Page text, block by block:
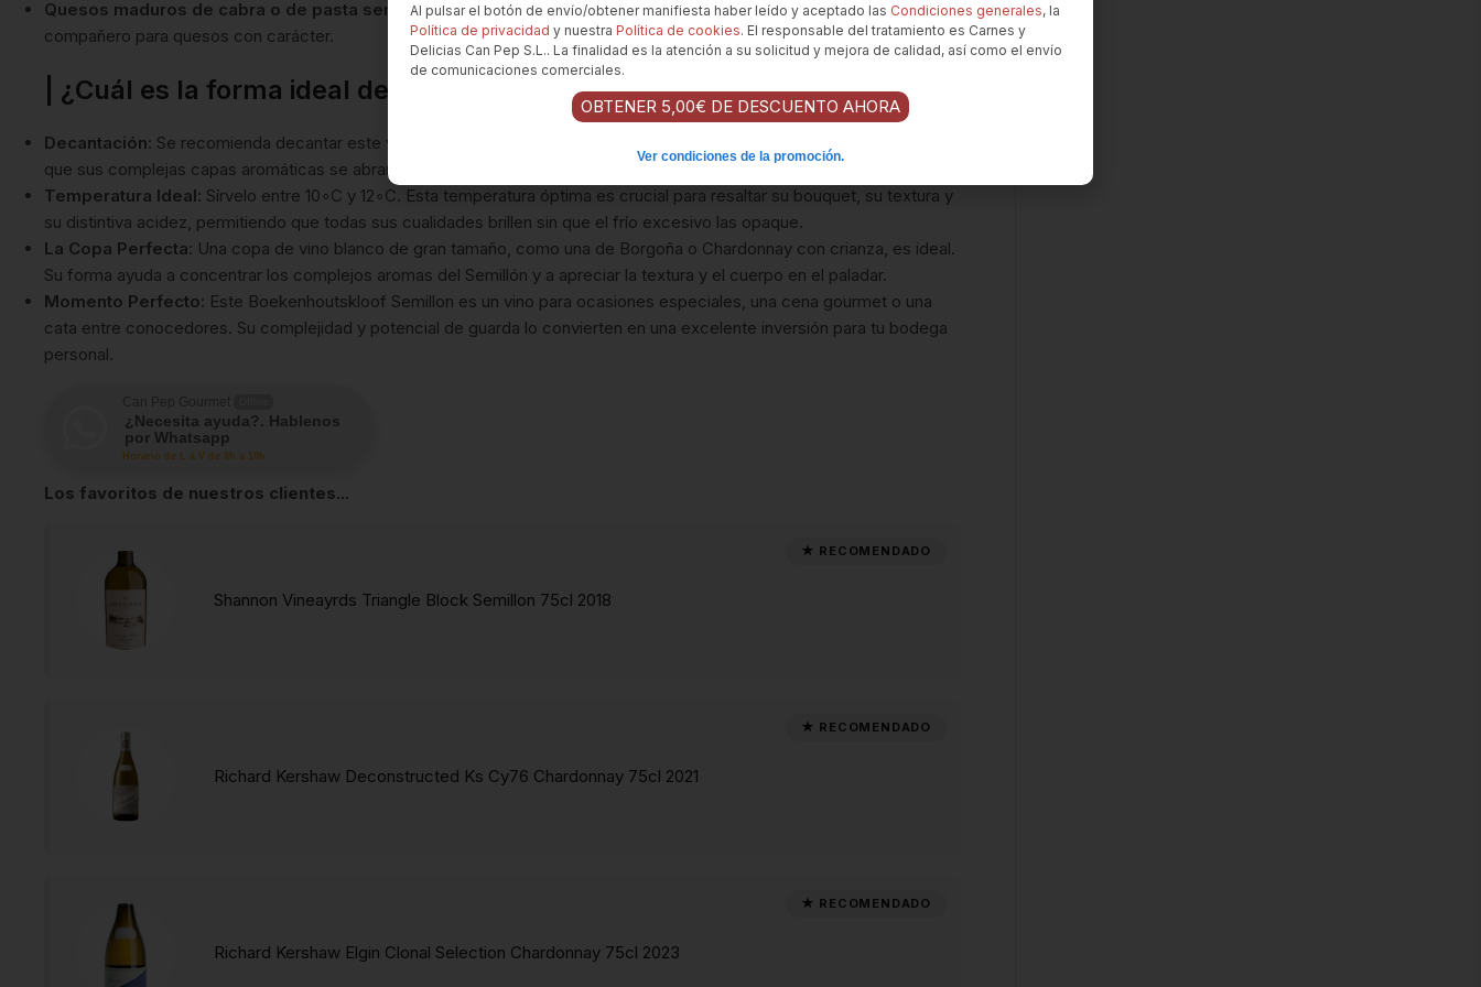
Quesos maduros de cabra o de pasta semidura: La estructura y acidez del Semillón lo hacen un excelente
compañero para quesos con carácter.
| ¿Cuál es la forma ideal de servir este Semillon?
Decantación: Se recomienda decantar este vino entre
que sus complejas capas aromáticas se abran completamente.
Temperatura Ideal: Sírvelo entre 10 ∘C y 12 ∘C. Esta temperatura óptima es crucial para resaltar su bouquet, su textura y
su distintiva acidez, permitiendo que todas sus cualidades brillen sin que el frío excesivo las opaque.
La Copa Perfecta: Una copa de vino blanco de gran tamaño, como una de Borgoña o Chardonnay con crianza, es ideal.
Su forma ayuda a concentrar los complejos aromas del Semillón y a apreciar la textura y el cuerpo en el paladar.
Momento Perfecto: Este Boekenhoutskloof Semillon es un vino para ocasiones especiales, una cena gourmet o una
cata entre conocedores. Su complejidad y potencial de guarda lo convierten en una excelente inversión para tu bodega
personal.
¿Necesita ayuda?. Hablenos
por Whatsapp
Horario de L a V de 8h a 19h
Los favoritos de nuestros clientes...
Shannon Vineayrds Triangle Block Semillon 75cl 2018
Richard Kershaw Deconstructed Ks Cy76 Chardonnay 75cl 2021
Richard Kershaw Elgin Clonal Selection Chardonnay 75cl 2023
Al pulsar el botón de envío/obtener manifiesta haber leído y aceptado las Condiciones generales, la
Política de privacidad y nuestra Política de cookies. El responsable del tratamiento es Carnes y
Delicias Can Pep S.L.. La finalidad es la atención a su solicitud y mejora de calidad, así como el envío
de comunicaciones comerciales.
OBTENER 5,00€ DE DESCUENTO AHORA
Ver condiciones de la promoción.